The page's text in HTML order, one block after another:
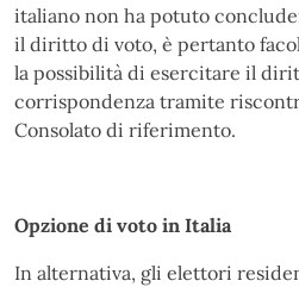
italiano non ha potuto
il diritto di voto, è pertanto
la possibilità di esercitare il
corrispondenza tramite
Consolato di riferimento.
Opzione di voto in Italia
In alternativa, gli elettori